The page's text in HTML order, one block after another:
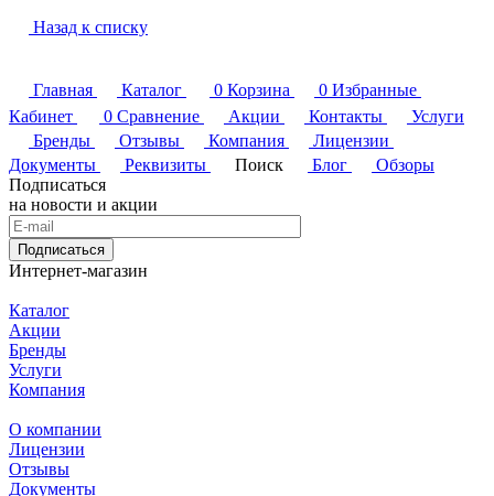
Назад к списку
Главная Каталог 0 Корзина 0 Избранные
Кабинет
0 Сравнение Акции Контакты
Услуги
Бренды
Отзывы Компания
Лицензии
Документы
Реквизиты Поиск Блог
Обзоры
Подписаться
на новости и акции
Подписаться
Интернет-магазин
Каталог
Акции
Бренды
Услуги
Компания
О компании
Лицензии
Отзывы
Документы